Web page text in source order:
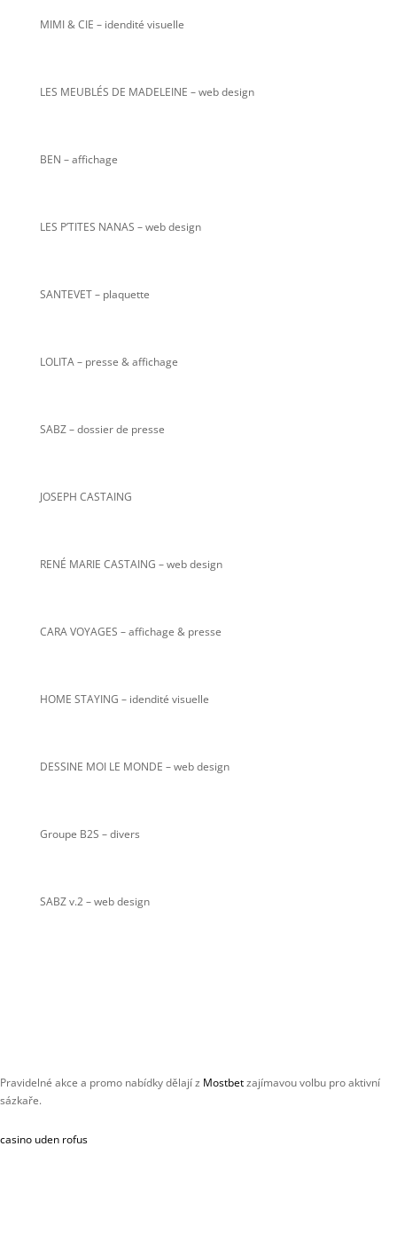
MIMI & CIE – idendité visuelle
LES MEUBLÉS DE MADELEINE – web design
BEN – affichage
LES P’TITES NANAS – web design
SANTEVET – plaquette
LOLITA – presse & affichage
SABZ – dossier de presse
JOSEPH CASTAING
RENÉ MARIE CASTAING – web design
CARA VOYAGES – affichage & presse
HOME STAYING – idendité visuelle
DESSINE MOI LE MONDE – web design
Groupe B2S – divers
SABZ v.2– web design
Pravidelné akce a promo nabídky dělají z Mostbetzajímavou volbu pro aktivní
sázkaře.
casino uden rofus